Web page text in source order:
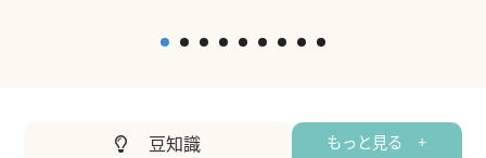
豆知識 もっと見る +